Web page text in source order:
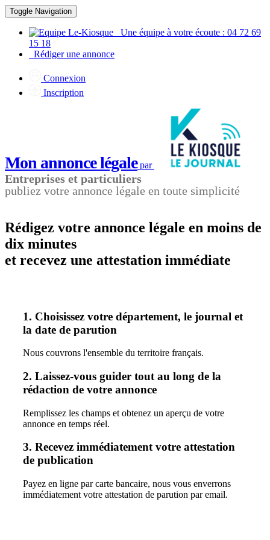
Toggle Navigation
Une équipe à votre écoute : 04 72 69
15 18
Rédiger une annonce
Connexion
Inscription
Mon annonce légalepar
Entreprises et particuliers
publiez votre annonce légale en toute simplicité
Rédigez votre annonce légale en moins de
dix minutes
et recevez une attestation immédiate
1. Choisissez votre département, le journal et
la date de parution
Nous couvrons l'ensemble du territoire français.
2. Laissez-vous guider tout au long de la
rédaction de votre annonce
Remplissez les champs et obtenez un aperçu de votre
annonce en temps réel.
3. Recevez immédiatement votre attestation
de publication
Payez en ligne par carte bancaire, nous vous enverrons
immédiatement votre attestation de parution par email.